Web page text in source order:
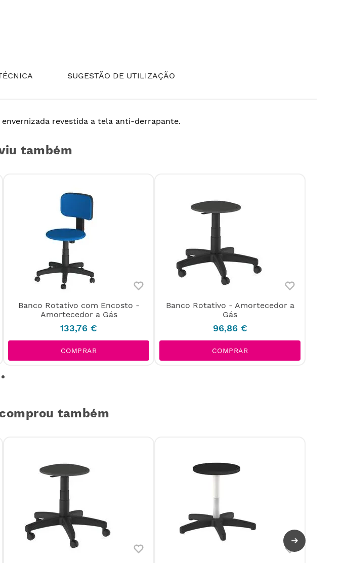
SUGESTÃO DE UTILIZAÇÃO
revestida a tela anti-derrapante.
também
Banco Rotativo com Encosto -
Amortecedor a Gás
133,76 €
COMPRAR
Banco Rotativo - Amortecedor a
Gás
96,86 €
COMPRAR
também